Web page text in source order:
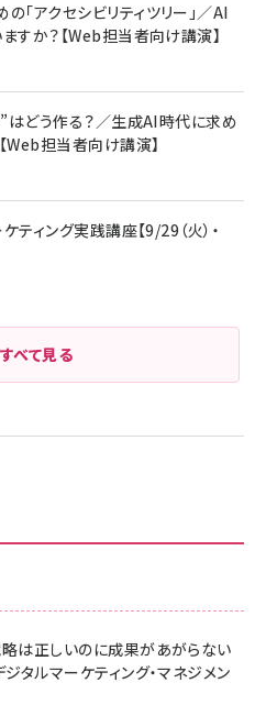
は正しいのに成果があがらない
タルマーケティング・マネジメン
「アクセシビリティツリー」／AI
すか？【Web担当者向け講演】
はどう作る？／生成AI時代に求め
担当者向け講演】
ィング実践講座【9/29（火）・
すべて見る